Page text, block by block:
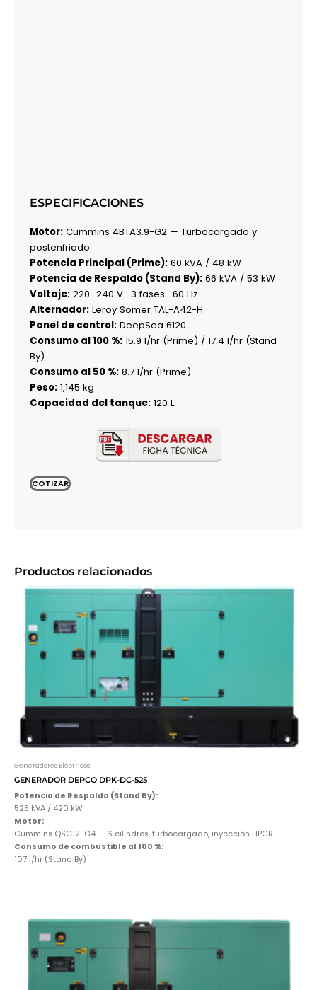
ESPECIFICACIONES
Motor:Cummins 4BTA3.9-G2 — Turbocargado y
postenfriado
Potencia Principal (Prime):60 kVA / 48 kW
Potencia de Respaldo (Stand By):66 kVA / 53 kW
Voltaje:220–240 V · 3 fases · 60 Hz
Alternador:Leroy Somer TAL-A42-H
Panel de control:DeepSea 6120
Consumo al 100 %:15.9 l/hr (Prime) / 17.4 l/hr (Stand
By)
Consumo al 50 %:8.7 l/hr (Prime)
Peso:1,145 kg
Capacidad del tanque:120 L
COTIZAR
Productos relacionados
Generadores Eléctricos
GENERADOR DEPCO DPK-DC-525
Potencia de Respaldo (Stand By):
525 kVA / 420 kW
Motor:
Cummins QSG12-G4 — 6 cilindros, turbocargado, inyección HPCR
Consumo de combustible al 100 %:
107 l/hr (Stand By)